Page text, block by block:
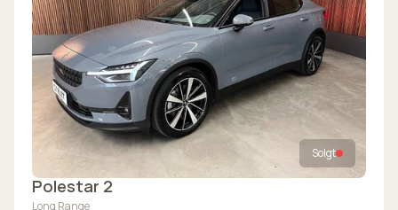
Solgt
Polestar 2
Long Range